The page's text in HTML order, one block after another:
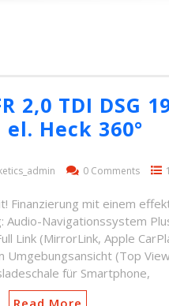
2,0 TDI DSG
Heck 360°
0 Comments
Finanzierung mit einem
Audio-Navigationssystem
Link (MirrorLink, Apple
Umgebungsansicht (Top
für Smartphone,